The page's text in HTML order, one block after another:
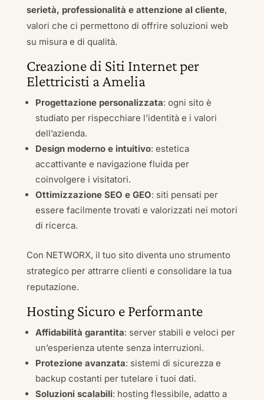
serietà, professionalità e attenzione al cliente,
valori che ci permettono di offrire soluzioni web
su misura e di qualità.
Creazione di Siti Internet per
Elettricisti a Amelia
Progettazione personalizzata: ogni sito è
studiato per rispecchiare l’identità e i valori
dell’azienda.
Design moderno e intuitivo: estetica
accattivante e navigazione fluida per
coinvolgere i visitatori.
Ottimizzazione SEO e GEO: siti pensati per
essere facilmente trovati e valorizzati nei motori
di ricerca.
Con NETWORX, il tuo sito diventa uno strumento
strategico per attrarre clienti e consolidare la tua
reputazione.
Hosting Sicuro e Performante
Affidabilità garantita: server stabili e veloci per
un’esperienza utente senza interruzioni.
Protezione avanzata: sistemi di sicurezza e
backup costanti per tutelare i tuoi dati.
Soluzioni scalabili: hosting flessibile, adatto a